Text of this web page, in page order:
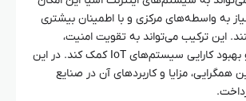
به واسطه‌های مرکزی و با اطمینان بیشتری
این ترکیب می‌تواند به تقویت امنیت،
کاهش هزینه‌ها و بهبود کارایی سیستم‌های IoT کمک کند. در این
همگرایی، مزایا و کاربردهای آن در صنایع